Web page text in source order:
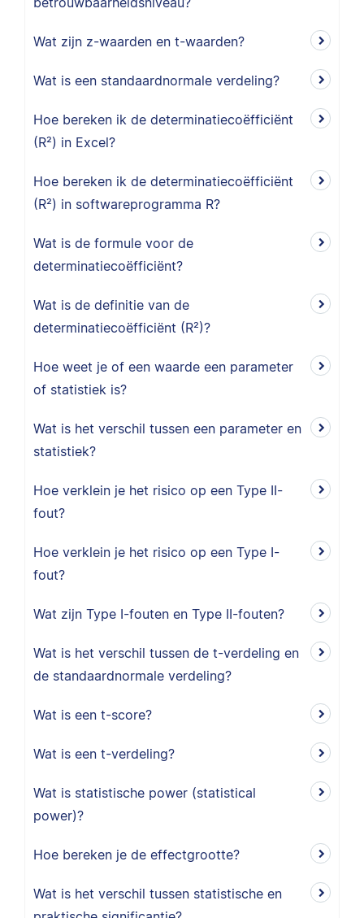
Wat zijn z-waarden en t-waarden?
Wat is een standaardnormale verdeling?
Hoe bereken ik de determinatiecoëfficiënt
(R²) in Excel?
Hoe bereken ik de determinatiecoëfficiënt
(R²) in softwareprogramma R?
Wat is de formule voor de
determinatiecoëfficiënt?
Wat is de definitie van de
determinatiecoëfficiënt (R²)?
Hoe weet je of een waarde een parameter
of statistiek is?
Wat is het verschil tussen een parameter en
statistiek?
Hoe verklein je het risico op een Type II-
fout?
Hoe verklein je het risico op een Type I-
fout?
Wat zijn Type I-fouten en Type II-fouten?
Wat is het verschil tussen de t-verdeling en
de standaardnormale verdeling?
Wat is een t-score?
Wat is een t-verdeling?
Wat is statistische power (statistical
power)?
Hoe bereken je de effectgrootte?
Wat is het verschil tussen statistische en